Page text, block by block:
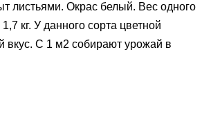
листьями. Окрас белый. Вес одного
кг. У данного сорта цветной
вкус. С 1 м2 собирают урожай в